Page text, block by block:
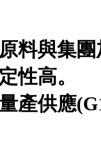
料與集
性高。
產供應